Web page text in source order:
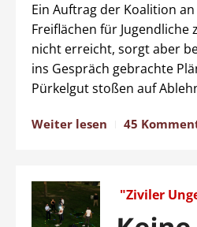
Ein Auftrag der Koalition
Freiflächen für
nicht erreicht, sorgt aber
ins Gespräch gebrachte
Pürkelgut stoßen auf
Weiter lesen 45
"Ziviler